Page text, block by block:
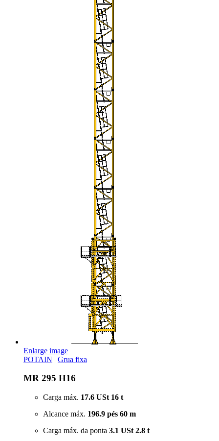
Enlarge image
POTAIN | Grua fixa
MR 295 H16
Carga máx. 17.6 USt 16 t
Alcance máx. 196.9 pés 60 m
Carga máx. da ponta 3.1 USt 2.8 t